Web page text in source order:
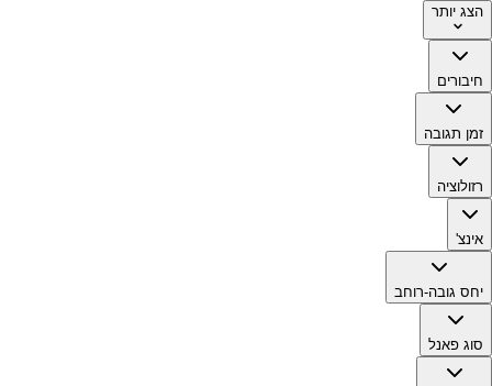
הצג יותר
חיבורים
זמן תגובה
רזולוציה
אינצ'
יחס גובה-רוחב
סוג פאנל